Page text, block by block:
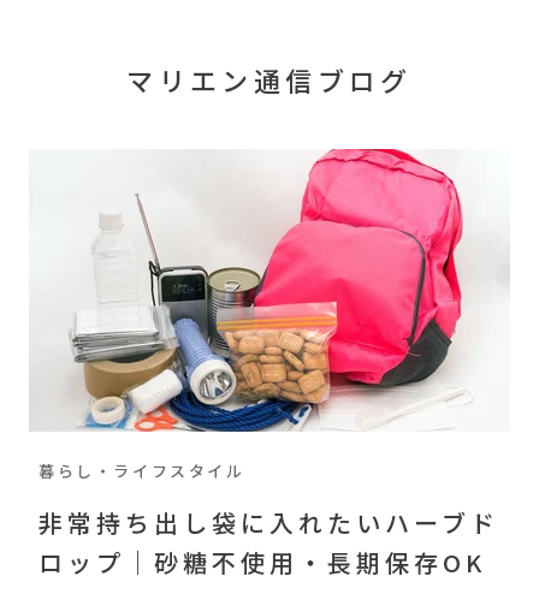
マリエン通信ブログ
暮らし・ライフスタイル
非常持ち出し袋に入れたいハーブド
ロップ｜砂糖不使用・長期保存OK